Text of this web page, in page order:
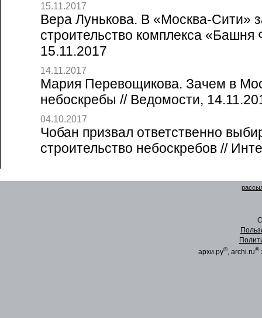
15.11.2017
Вера Лунькова. В «Москва-Сити»
строительство комплекса
15.11.2017
14.11.2017
Мария Перевощикова. Зачем в
небоскребы // Ведомости,
04.10.2017
Чобан призвал ответственно
строительство небоскребов //
архи.ру®, archi.ru®